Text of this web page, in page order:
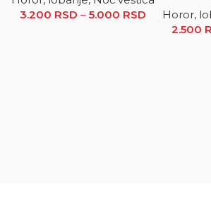
3.200 RSD – 5.000 RSD
Raspon
do
Horor,
2.500